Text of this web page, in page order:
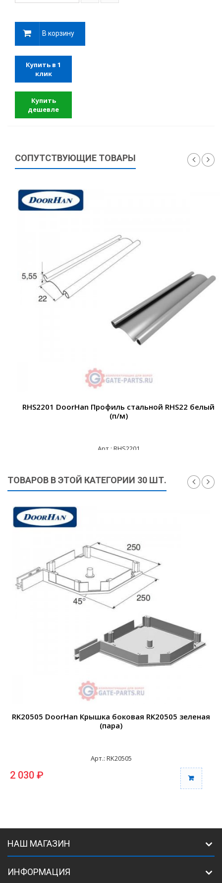
В корзину
Купить в 1
клик
Купить
дешевле
СОПУТСТВУЮЩИЕ ТОВАРЫ
RHS2201 DoorHan Профиль стальной RHS22 белый
(п/м)
Арт.: RHS2201
ТОВАРОВ В ЭТОЙ КАТЕГОРИИ 30 ШТ.
RK20505 DoorHan Крышка боковая RK20505 зеленая
(пара)
Арт.: RK20505
2 030 ₽
НАШ МАГАЗИН
ИНФОРМАЦИЯ